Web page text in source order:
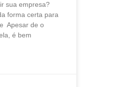
sua empresa?
forma certa para
Apesar de o
é bem